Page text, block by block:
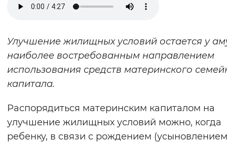
Монохромный Инверсивный
Изображения
Включены Выключены
Звуковой ассистент
Воспроизвести Остановить
Улучшение жилищных условий остается у
наиболее востребованным направлением
использования средств материнского
капитала.
Распорядиться материнским капиталом на
улучшение жилищных условий можно, когда
ребенку, в связи с рождением